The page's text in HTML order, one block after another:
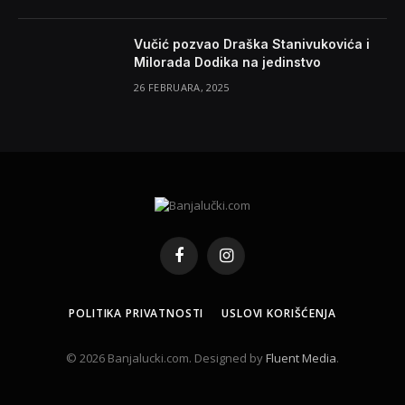
Vučić pozvao Draška Stanivukovića i
Milorada Dodika na jedinstvo
26 FEBRUARA, 2025
FacebookInstagram
POLITIKA PRIVATNOSTI USLOVI KORIŠĆENJA
© 2026 Banjalucki.com. Designed byFluent Media.